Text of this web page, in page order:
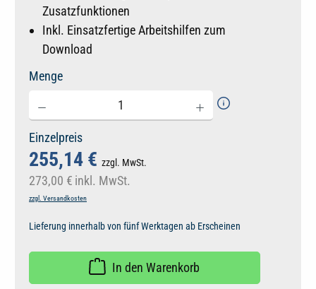
Zusatzfunktionen
Inkl. Einsatzfertige Arbeitshilfen zum
Download
Menge
Einzelpreis
255,14 € zzgl. MwSt.
273,00 € inkl. MwSt.
zzgl. Versandkosten
Lieferung innerhalb von fünf Werktagen ab Erscheinen
In den Warenkorb